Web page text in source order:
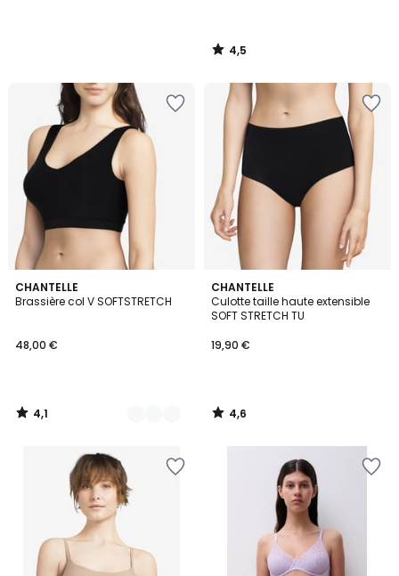
4,5
/
CHANTELLE
Brassière col V SOFTSTRETCH
48,00 €
4,1
/ 5
2
Couleurs
4,1
/
CHANTELLE
Culotte taille haute extensible
SOFT STRETCH TU
19,90 €
4,6
/ 5
4,6
/